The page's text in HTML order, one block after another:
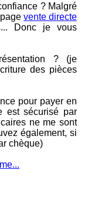
? Malgré
vente directe
Donc je vous
? (je
des pièces
pour payer en
est sécurisé par
ne me sont
également, si
chèque)